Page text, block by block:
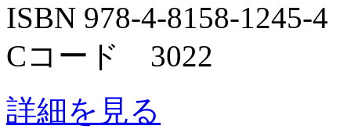
ISBN 978-4-8158-1245-4
Cコード 3022
詳細を見る